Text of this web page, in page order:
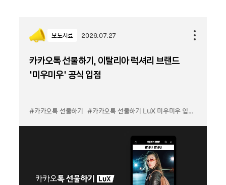
보도자료 2026.07.27
카카오톡 선물하기, 이탈리아 럭셔리 브랜드
'미우미우' 공식 입점
#카카오톡 선물하기 #카카오톡 선물하기 LuX 미우미우 입점